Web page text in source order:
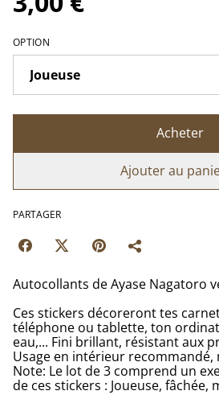
OPTION
Acheter
Ajouter au
PARTAGER
Autocollants de Ayase Nagatoro
Ces stickers décoreront tes
téléphone ou tablette, ton
eau,... Fini brillant, résistant aux
Usage en intérieur recommandé,
Note: Le lot de 3 comprend un
de ces stickers : Joueuse, fâchée,